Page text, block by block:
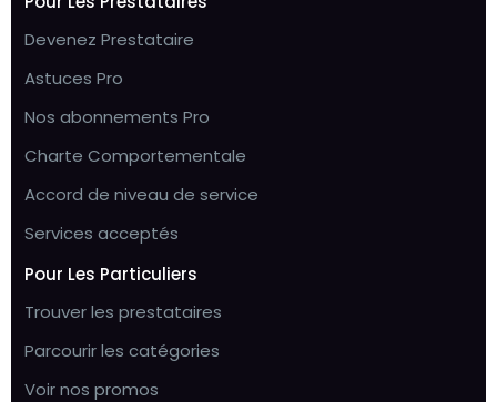
Devenez Prestataire
Astuces Pro
Nos abonnements Pro
Charte Comportementale
Accord de niveau de service
Services acceptés
Pour Les Particuliers
Trouver les prestataires
Parcourir les catégories
Voir nos promos